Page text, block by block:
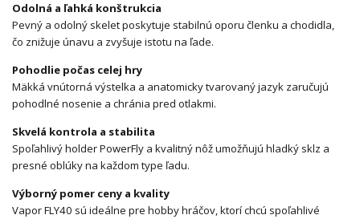
Odolná a ľahká konštrukcia
Pevný a odolný skelet poskytuje stabilnú oporu členku a chodidla,
čo znižuje únavu a zvyšuje istotu na ľade.
Pohodlie počas celej hry
Mäkká vnútorná výstelka a anatomicky tvarovaný jazyk zaručujú
pohodlné nosenie a chránia pred otlakmi.
Skvelá kontrola a stabilita
Spoľahlivý holder PowerFly a kvalitný nôž umožňujú hladký sklz a
presné oblúky na každom type ľadu.
Výborný pomer ceny a kvality
Vapor FLY40 sú ideálne pre hobby hráčov, ktorí chcú spoľahlivé